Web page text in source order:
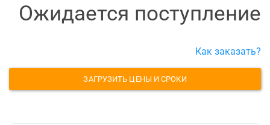
Ожидается поступление
Как заказать?
ЗАГРУЗИТЬ ЦЕНЫ И СРОКИ